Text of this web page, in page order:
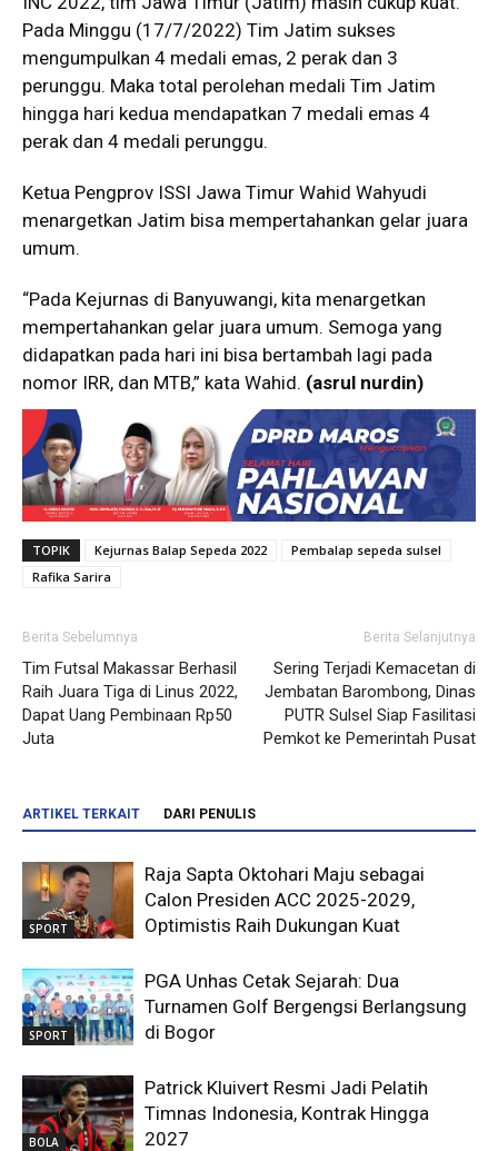
Pada Minggu (17/7/2022) Tim Jatim sukses
mengumpulkan 4 medali emas, 2 perak dan 3
perunggu. Maka total perolehan medali Tim Jatim
hingga hari kedua mendapatkan 7 medali emas 4
perak dan 4 medali perunggu.
Ketua Pengprov ISSI Jawa Timur Wahid Wahyudi
menargetkan Jatim bisa mempertahankan gelar juara
umum.
“Pada Kejurnas di Banyuwangi, kita menargetkan
mempertahankan gelar juara umum. Semoga yang
didapatkan pada hari ini bisa bertambah lagi pada
nomor IRR, dan MTB,” kata Wahid. (asrul nurdin)
TOPIK Kejurnas Balap Sepeda 2022
Pembalap sepeda sulsel
Rafika Sarira
Berita Sebelumnya
Tim Futsal Makassar Berhasil
Raih Juara Tiga di Linus 2022,
Dapat Uang Pembinaan Rp50
Juta
Berita Selanjutnya
Sering Terjadi Kemacetan di
Jembatan Barombong, Dinas
PUTR Sulsel Siap Fasilitasi
Pemkot ke Pemerintah Pusat
ARTIKEL TERKAIT DARI PENULIS
SPORT
Raja Sapta Oktohari Maju sebagai
Calon Presiden ACC 2025-2029,
Optimistis Raih Dukungan Kuat
SPORT
PGA Unhas Cetak Sejarah: Dua
Turnamen Golf Bergengsi Berlangsung
di Bogor
BOLA
Patrick Kluivert Resmi Jadi Pelatih
Timnas Indonesia, Kontrak Hingga
2027